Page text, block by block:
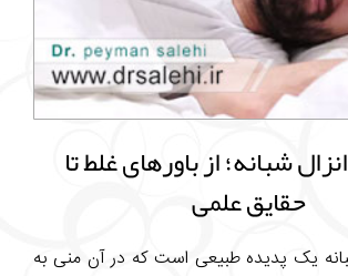
شبانه؛ از باورهای غلط تا
حقایق علمی
شبانه یک پدیده طبیعی است که در آن منی به